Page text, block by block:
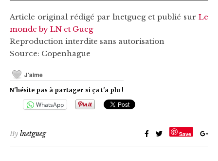
Article original rédigé par lnetgueg et publié sur Le
monde by LN et Gueg
Reproduction interdite sans autorisation
Source: Copenhague
J'aime
N'hésite pas à partager si ça t'a plu !
WhatsApp
By lnetgueg Save